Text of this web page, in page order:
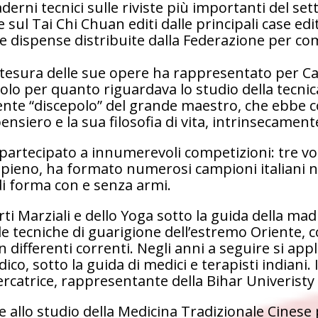
tecnici sulle riviste più importanti del
sul Tai Chi Chuan editi dalle principali case
dispense distribuite dalla Federazione per
delle sue opere ha rappresentato per
per quanto riguardava lo studio della
“discepolo” del grande maestro, che ebbe
e la sua filosofia di vita,
a innumerevoli competizioni: tre
ha formato numerosi campioni italiani
forma con e senza armi.
Marziali e dello Yoga sotto la guida della
tecniche di guarigione dell’estremo Oriente,
correnti. Negli anni a seguire si
sotto la guida di medici e terapisti
rappresentante della Bihar
allo studio della Medicina Tradizionale